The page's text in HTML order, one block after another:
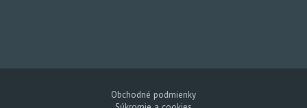
Obchodné podmienky